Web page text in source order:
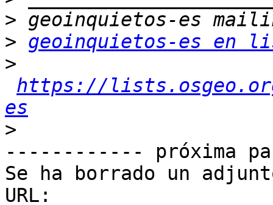
>
> geoinquietos-es en
>
https://
es
>
------------ próxima
Se ha borrado un
URL: